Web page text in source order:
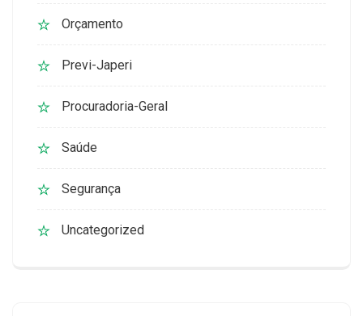
Orçamento
Previ-Japeri
Procuradoria-Geral
Saúde
Segurança
Uncategorized